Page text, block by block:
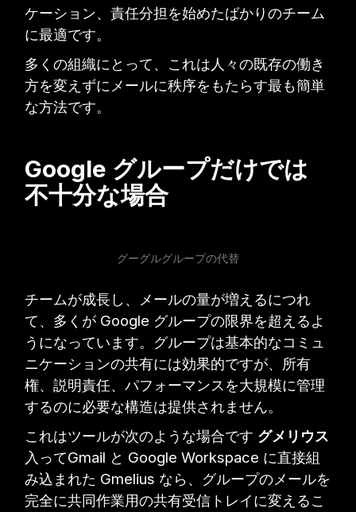
ケーション、責任分担を始めたばかりのチーム
に最適です。
多くの組織にとって、これは人々の既存の働き
方を変えずにメールに秩序をもたらす最も簡単
な方法です。
Google グループだけでは
不十分な場合
グーグルグループの代替
チームが成長し、メールの量が増えるにつれ
て、多くが Google グループの限界を超えるよ
うになっています。グループは基本的なコミュ
ニケーションの共有には効果的ですが、所有
権、説明責任、パフォーマンスを大規模に管理
するのに必要な構造は提供されません。
これはツールが次のような場合です グメリウス
入ってGmail と Google Workspace に直接組
み込まれた Gmelius なら、グループのメールを
完全に共同作業用の共有受信トレイに変えるこ